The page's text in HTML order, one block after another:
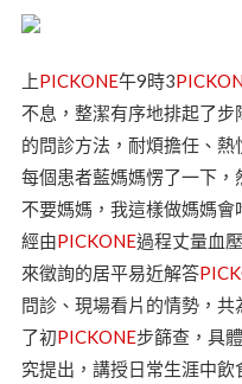
上PICKONE午9時3
不息，整潔有序地排起了步
的問診方法，耐煩擔任、熱
每個患者藍媽媽愣了一下，
不要媽媽，我這樣做媽媽會
經由PICKONE過程丈量血
來徵詢的居平易近解答
問診、現場看片的情勢，
了初PICKONE步篩查，具
究提出，講授日常生涯中